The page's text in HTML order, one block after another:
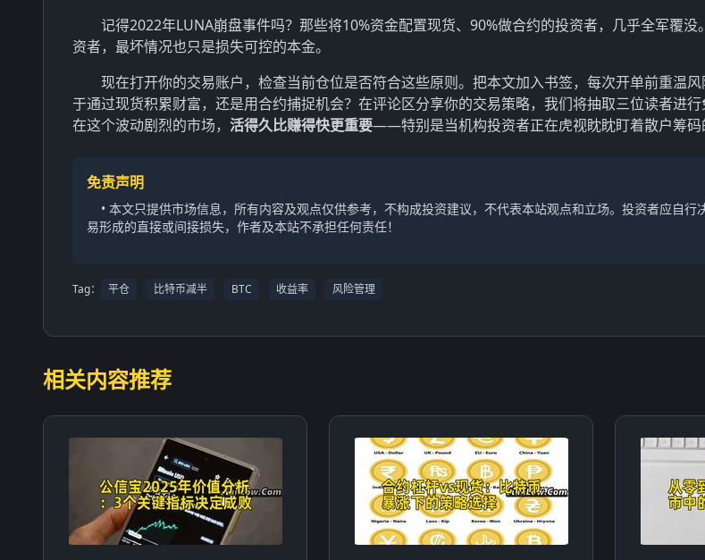
记得2022年LUNA崩盘事件吗？那些将10%资金配置现货、90%做合约的投资者，几乎全军覆没
资者，最坏情况也只是损失可控的本金。
现在打开你的交易账户，检查当前仓位是否符合这些原则。把本文加入书签，每次开单前重温
于通过现货积累财富，还是用合约捕捉机会？在评论区分享你的交易策略，我们将抽取三位读者进行
在这个波动剧烈的市场， 活得久比赚得快更重要——特别是当机构投资者正在虎视眈眈盯着散户筹码
免责声明
• 本文只提供市场信息，所有内容及观点仅供参考，不构成投资建议，不代表本站观点和立场。投资者应自行
易形成的直接或间接损失，作者及本站不承担任何责任！
Tag： 平仓 比特币减半 BTC 收益率 风险管理
相关内容推荐